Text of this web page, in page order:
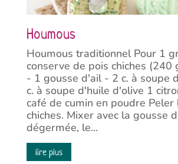
Houmous
Houmous traditionnel Pour 1
conserve de pois chiches (240
- 1 gousse d'ail - 2 c. à soupe
c. à soupe d'huile d'olive 1
café de cumin en poudre Peler
chiches. Mixer avec la gousse
dégermée, le...
lire plus